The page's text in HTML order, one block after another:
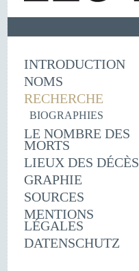
INTRODUCTION
NOMS
RECHERCHE
BIOGRAPHIES
LE NOMBRE DES
MORTS
LIEUX DES DÉCÈS
GRAPHIE
SOURCES
MENTIONS
LÉGALES
DATENSCHUTZ